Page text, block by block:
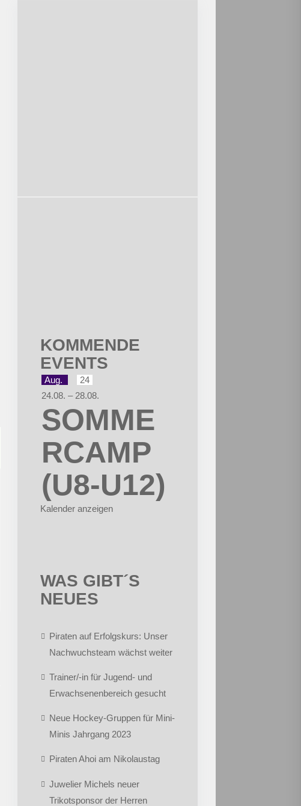
KOMMENDE
EVENTS
Aug.
24
24.08. – 28.08.
SOMME
RCAMP
(U8-U12)
Kalender anzeigen
WAS GIBT´S
NEUES
Piraten auf Erfolgskurs: Unser
Nachwuchsteam wächst weiter
Trainer/-in für Jugend- und
Erwachsenenbereich gesucht
Neue Hockey-Gruppen für Mini-
Minis Jahrgang 2023
Piraten Ahoi am Nikolaustag
Juwelier Michels neuer
Trikotsponsor der Herren